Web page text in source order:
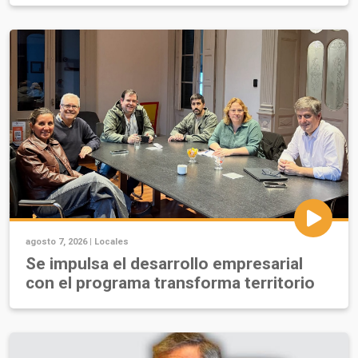
agosto 7, 2026 | Locales
Se impulsa el desarrollo empresarial
con el programa transforma territorio